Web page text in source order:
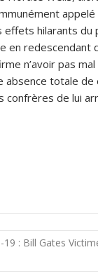
appelé
hilarants du
en redescendant
n’avoir pas
totale de
confrères de lui
19 : Bill Gates